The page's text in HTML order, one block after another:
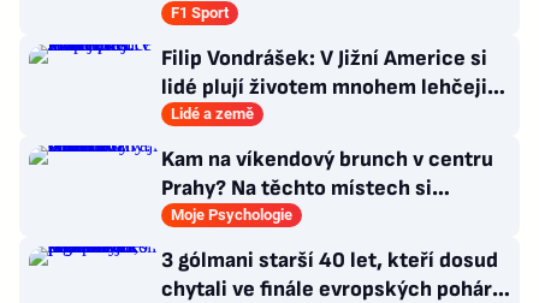
F1 Sport
Filip Vondrášek: V Jižní Americe si
lidé plují životem mnohem lehčeji,
věci tolik neřeší
Lidé a země
Kam na víkendový brunch v centru
Prahy? Na těchto místech si
dlouhou snídani užívají i místní
Moje Psychologie
3 gólmani starší 40 let, kteří dosud
chytali ve finále evropských pohárů.